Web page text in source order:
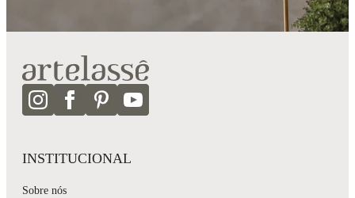
INSTITUCIONAL
Sobre nós